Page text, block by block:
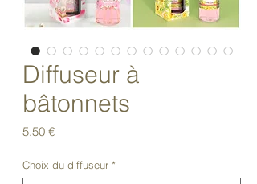
Diffuseur à
bâtonnets
5,50 €Prix
Choix du diffuseur *